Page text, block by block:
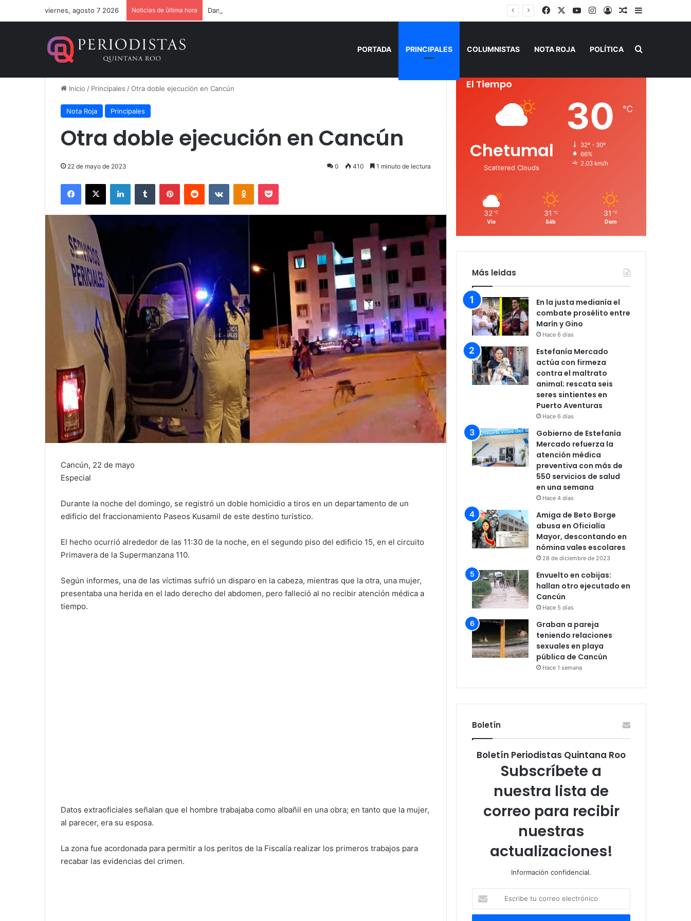
viernes, agosto 7 2026 Noticias de última hora Dan 36 años de prisión por homicidio de cubana en Cancún FacebookYouTubeInstagram
AccesoPublicación al
Barra lateral
PORTADA PRINCIPALES COLUMNISTAS NOTA ROJA POLÍTICA Buscar por
Inicio / Principales /Otra doble ejecución en Cancún
Nota Roja Principales
Otra doble ejecución en Cancún
22 de mayo de 2023 0 410 1 minuto de lectura
Facebook
X LinkedInTumblr PinterestReddit VKontakteOdnoklassniki
Pocket
Cancún, 22 de mayo
Especial
Durante la noche del domingo, se registró un doble homicidio a tiros en un departamento de un
edificio del fraccionamiento Paseos Kusamil de este destino turístico.
El hecho ocurrió alrededor de las 11:30 de la noche, en el segundo piso del edificio 15, en el circuito
Primavera de la Supermanzana 110.
Según informes, una de las víctimas sufrió un disparo en la cabeza, mientras que la otra, una mujer,
presentaba una herida en el lado derecho del abdomen, pero falleció al no recibir atención médica a
tiempo.
Datos extraoficiales señalan que el hombre trabajaba como albañil en una obra; en tanto que la mujer,
al parecer, era su esposa.
La zona fue acordonada para permitir a los peritos de la Fiscalía realizar los primeros trabajos para
recabar las evidencias del crimen.
El Tiempo
Chetumal
Scattered Clouds
30 ℃
32º - 30º
66%
2.03 km/h
32 ℃
Vie
31 ℃
Sáb
31 ℃
Dom
Más leidas
En la justa medianía el
combate prosélito entre
Marín y Gino
Hace 6 días
Estefanía Mercado
actúa con firmeza
contra el maltrato
animal; rescata seis
seres sintientes en
Puerto Aventuras
Hace 6 días
Gobierno de Estefanía
Mercado refuerza la
atención médica
preventiva con más de
550 servicios de salud
en una semana
Hace 4 días
Amiga de Beto Borge
abusa en Oficialía
Mayor, descontando en
nómina vales escolares
28 de diciembre de 2023
Envuelto en cobijas:
hallan otro ejecutado en
Cancún
Hace 5 días
Graban a pareja
teniendo relaciones
sexuales en playa
pública de Cancún
Hace 1 semana
Boletín
Boletín Periodistas Quintana Roo
Subscríbete a
nuestra lista de
correo para recibir
nuestras
actualizaciones!
Información confidencial.
tu
correo